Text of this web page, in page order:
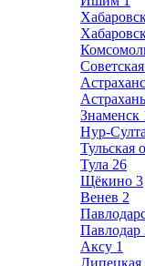
Астрахань
Знаменск
Нур-
Тульская
Тула 26
Щёкино 3
Венев 2
Павлодар
Аксу 1
Липецкая